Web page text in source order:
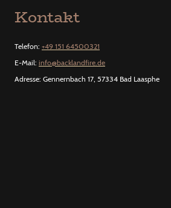
Kontakt
Telefon: +49 151 64500321
E-Mail: info@backlandfire.de
Adresse: Gennernbach 17, 57334 Bad Laasphe